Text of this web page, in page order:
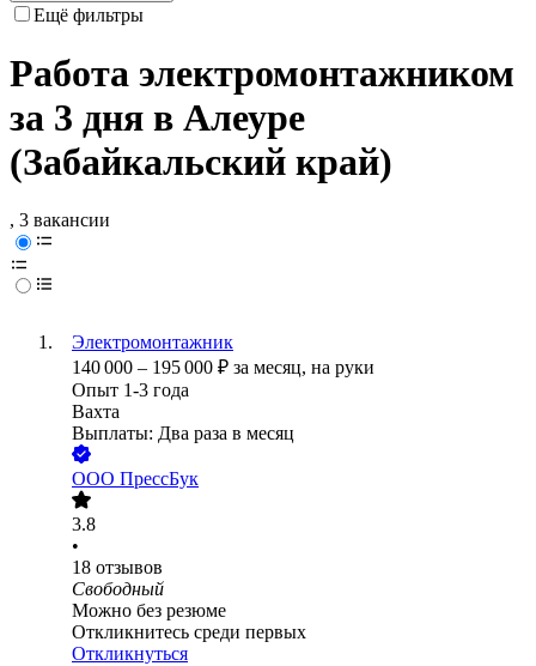
Ещё фильтры
Работа электромонтажником
за 3 дня в Алеуре
(Забайкальский край)
, 3 вакансии
Электромонтажник
140 000 – 195 000 ₽ за месяц, на руки
Опыт 1-3 года
Вахта
Выплаты: Два раза в месяц
ООО ПрессБук
3.8
•
18 отзывов
Свободный
Можно без резюме
Откликнитесь среди первых
Откликнуться